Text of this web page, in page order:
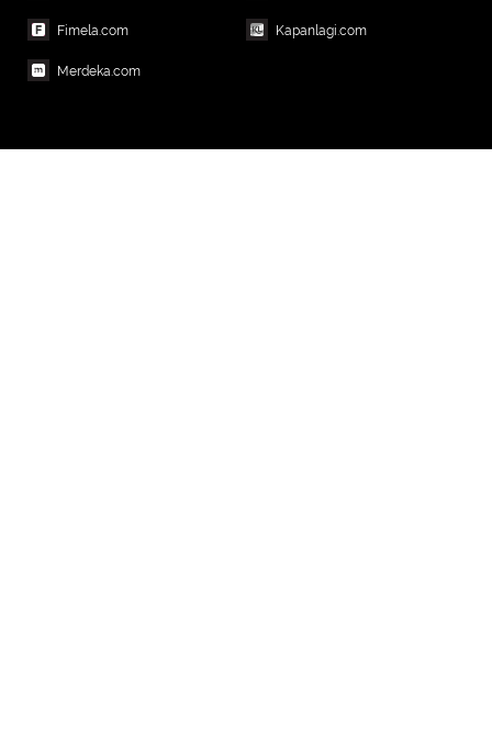
Fimela.com Kapanlagi.com
Merdeka.com